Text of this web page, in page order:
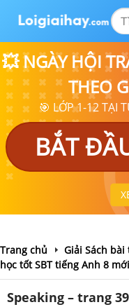
💥 NGÀY HỘI
THEO
🎯 LỚP 1-12 TẠI
BẮT
Trang chủ
Giải Sách
học tốt SBT tiếng Anh 8 mới
Speaking – trang